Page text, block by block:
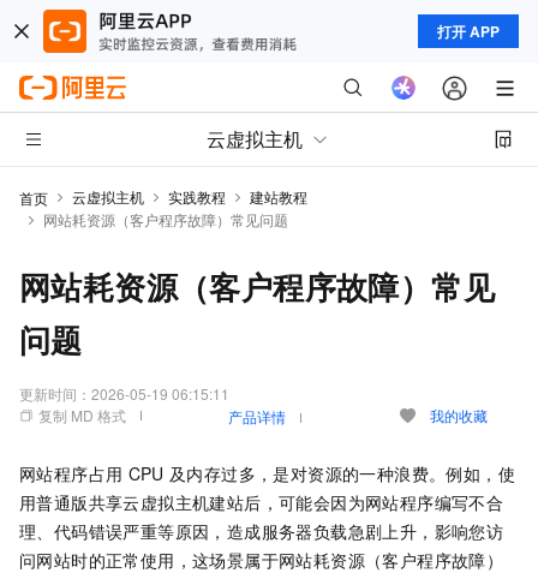
打开 APP
云虚拟主机
首页 云虚拟主机 实践教程
建站教程
网站耗资源（客户程序故障）常见问题
网站耗资源（客户程序故障）常见
问题
更新时间： 2026-05-19 06:15:11
复制 MD 格式
产品详情 我的收藏
网站程序占用 CPU 及内存过多，是对资源的一种浪费。例如，使
用普通版共享云虚拟主机建站后，可能会因为网站程序编写不合
理、代码错误严重等原因，造成服务器负载急剧上升，影响您访
问网站时的正常使用，这场景属于网站耗资源（客户程序故障）